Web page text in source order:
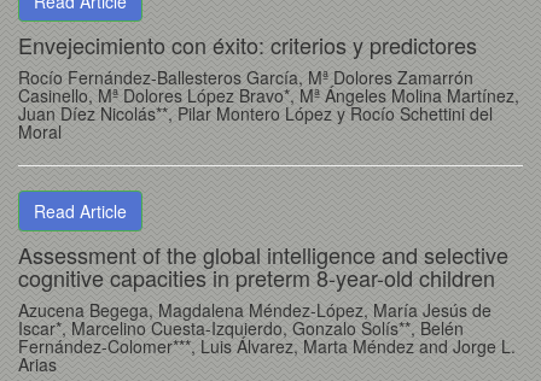
Envejecimiento con éxito: criterios y predictores
Rocío Fernández-Ballesteros García, Mª Dolores Zamarrón
Casinello, Mª Dolores López Bravo*, Mª Ángeles Molina Martínez,
Juan Díez Nicolás**, Pilar Montero López y Rocío Schettini del
Moral
Read Article
Assessment of the global intelligence and selective
cognitive capacities in preterm 8-year-old children
Azucena Begega, Magdalena Méndez-López, María Jesús de
Iscar*, Marcelino Cuesta-Izquierdo, Gonzalo Solís**, Belén
Fernández-Colomer***, Luis Álvarez, Marta Méndez and Jorge L.
Arias